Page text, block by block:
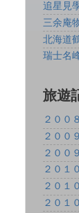
追星見
三余庵
北海道
瑞士名
旅遊
２００
２００
２００
２０１
２０１
２０１